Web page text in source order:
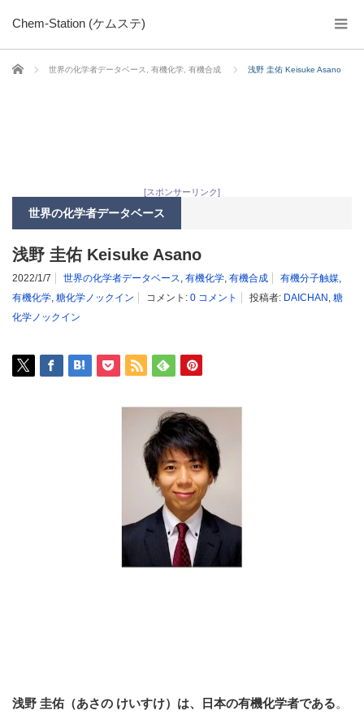
Chem-Station (ケムステ)
ホーム 世界の化学者データベース 有機化学 有機合成 浅野 圭佑 Keisuke Asano
[スポンサーリンク]
世界の化学者データベース
浅野 圭佑 Keisuke Asano
2022/1/7 世界の化学者データベース, 有機化学, 有機合成 有機分子触媒,
有機化学, 糖化学ノックイン コメント: 0 コメント 投稿者: DAICHAN , 糖
化学ノックイン
浅野 圭佑（あさの けいすけ）は、日本の有機化学者である。